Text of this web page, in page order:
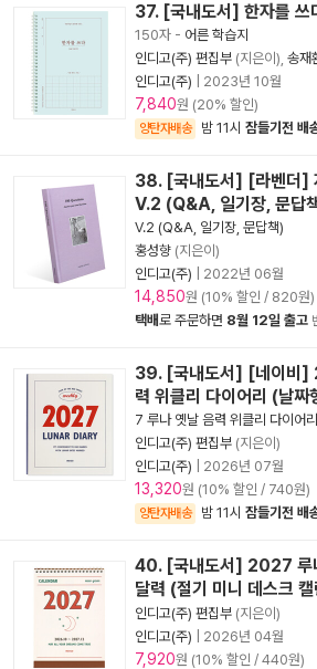
37. [국내도서] 한자를
150자 - 어른 학습지
인디고(주) 편집부 (지은이), 송재
인디고(주)
2023년 10월
7,840원 (20% 할인)
양탄자배송 밤 11시 잠들기전 배
38. [국내도서] [라벤더]
V.2 (Q&A, 일기장, 문답
V.2 (Q&A, 일기장, 문답책)
홍성향 (지은이)
인디고(주)
2022년 06월
14,850원 (10% 할인 / 820원)
택배로 주문하면 8월 12일 출고
39. [국내도서] [네이비]
력 위클리 다이어리 (날짜
7 루나 옛날 음력 위클리 다이어
인디고(주) 편집부 (지은이)
인디고(주)
2026년 07월
13,320원 (10% 할인 / 740원)
양탄자배송 밤 11시 잠들기전 배
40. [국내도서] 2027 루
달력 (절기 미니 데스크
인디고(주) 편집부 (지은이)
인디고(주)
2026년 04월
7,920원 (10% 할인 / 440원)